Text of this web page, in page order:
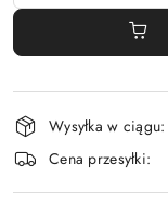
Dostępność
i
dostawa
Wysyłka w ciągu:
Cena przesyłki: